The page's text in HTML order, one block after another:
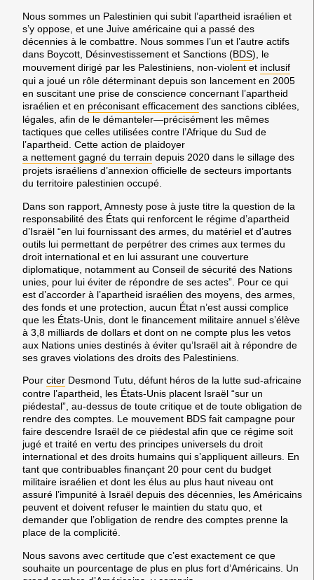
Nous sommes un Palestinien qui subit l’apartheid israélien et
s’y oppose, et une Juive américaine qui a passé des
décennies à le combattre. Nous sommes l’un et l’autre actifs
dans Boycott, Désinvestissement et Sanctions (BDS), le
mouvement dirigé par les Palestiniens, non-violent et inclusif
qui a joué un rôle déterminant depuis son lancement en 2005
en suscitant une prise de conscience concernant l’apartheid
israélien et en préconisant efficacement des sanctions ciblées,
légales, afin de le démanteler—précisément les mêmes
tactiques que celles utilisées contre l’Afrique du Sud de
l’apartheid. Cette action de plaidoyer
a nettement gagné du terrain depuis 2020 dans le sillage des
projets israéliens d’annexion officielle de secteurs importants
du territoire palestinien occupé.
Dans son rapport, Amnesty pose à juste titre la question de la
responsabilité des États qui renforcent le régime d’apartheid
d’Israël “en lui fournissant des armes, du matériel et d’autres
outils lui permettant de perpétrer des crimes aux termes du
droit international et en lui assurant une couverture
diplomatique, notamment au Conseil de sécurité des Nations
unies, pour lui éviter de répondre de ses actes”. Pour ce qui
est d’accorder à l’apartheid israélien des moyens, des armes,
des fonds et une protection, aucun État n’est aussi complice
que les États-Unis, dont le financement militaire annuel s’élève
à 3,8 milliards de dollars et dont on ne compte plus les vetos
aux Nations unies destinés à éviter qu’Israël ait à répondre de
ses graves violations des droits des Palestiniens.
Pour citer Desmond Tutu, défunt héros de la lutte sud-africaine
contre l’apartheid, les États-Unis placent Israël “sur un
piédestal”, au-dessus de toute critique et de toute obligation de
rendre des comptes. Le mouvement BDS fait campagne pour
faire descendre Israël de ce piédestal afin que ce régime soit
jugé et traité en vertu des principes universels du droit
international et des droits humains qui s’appliquent ailleurs. En
tant que contribuables finançant 20 pour cent du budget
militaire israélien et dont les élus au plus haut niveau ont
assuré l’impunité à Israël depuis des décennies, les Américains
peuvent et doivent refuser le maintien du statu quo, et
demander que l’obligation de rendre des comptes prenne la
place de la complicité.
Nous savons avec certitude que c’est exactement ce que
souhaite un pourcentage de plus en plus fort d’Américains. Un